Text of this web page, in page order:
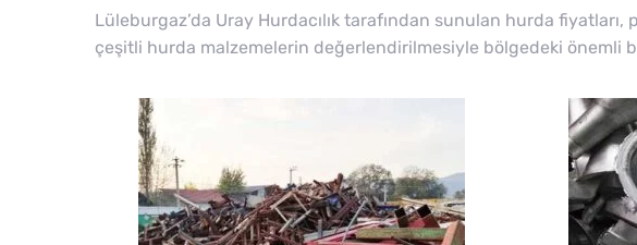
Lüleburgaz’da Uray Hurdacılık tarafından sunulan hurda
çeşitli hurda malzemelerin değerlendirilmesiyle bölgedeki önemli